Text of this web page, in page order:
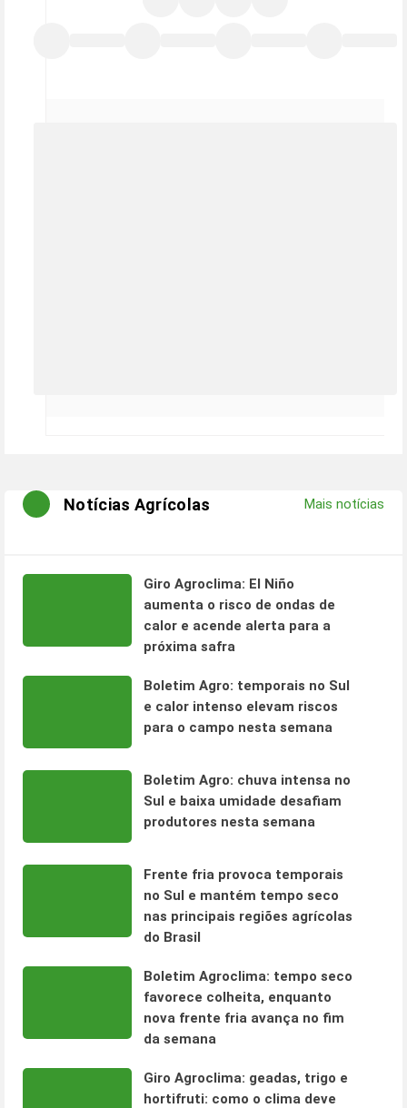
Notícias Agrícolas Mais notícias
Giro Agroclima: El Niño
aumenta o risco de ondas de
calor e acende alerta para a
próxima safra
Boletim Agro: temporais no Sul
e calor intenso elevam riscos
para o campo nesta semana
Boletim Agro: chuva intensa no
Sul e baixa umidade desafiam
produtores nesta semana
Frente fria provoca temporais
no Sul e mantém tempo seco
nas principais regiões agrícolas
do Brasil
Boletim Agroclima: tempo seco
favorece colheita, enquanto
nova frente fria avança no fim
da semana
Giro Agroclima: geadas, trigo e
hortifruti: como o clima deve